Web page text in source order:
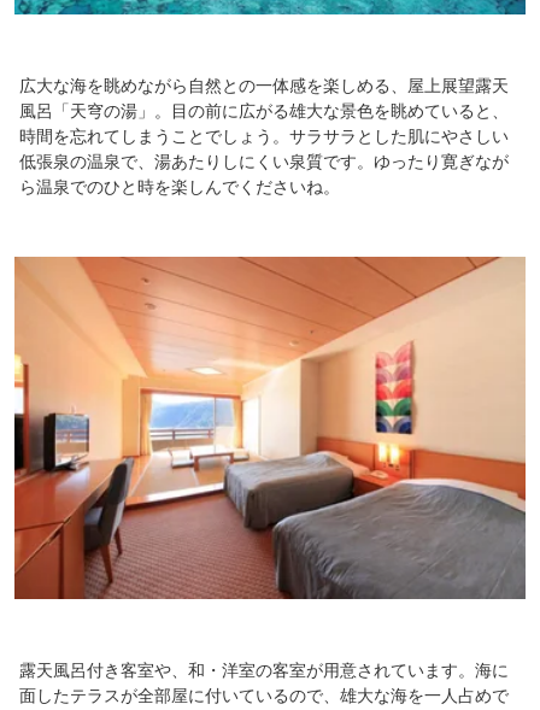
広大な海を眺めながら自然との一体感を楽しめる、屋上展望露天
風呂「天穹の湯」。目の前に広がる雄大な景色を眺めていると、
時間を忘れてしまうことでしょう。サラサラとした肌にやさしい
低張泉の温泉で、湯あたりしにくい泉質です。ゆったり寛ぎなが
ら温泉でのひと時を楽しんでくださいね。
露天風呂付き客室や、和・洋室の客室が用意されています。海に
面したテラスが全部屋に付いているので、雄大な海を一人占めで